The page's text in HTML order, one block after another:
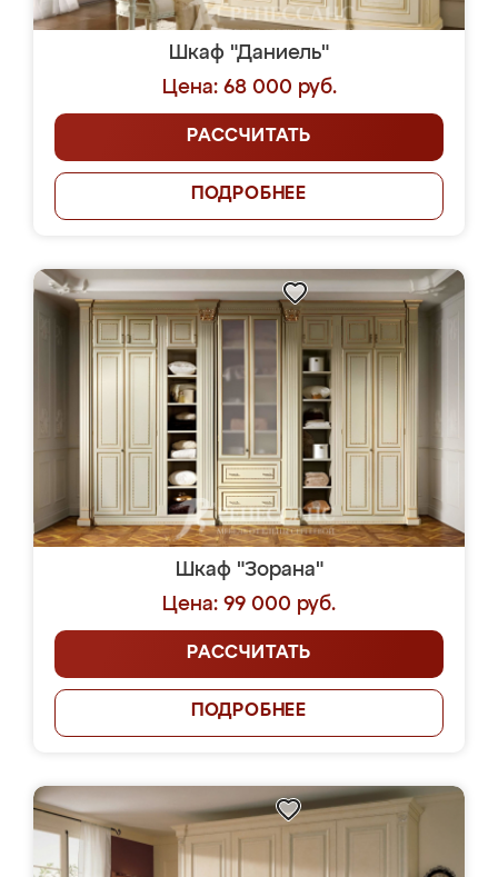
Шкаф "Даниель"
Цена: 68 000 руб.
РАССЧИТАТЬ
ПОДРОБНЕЕ
Шкаф "Зорана"
Цена: 99 000 руб.
РАССЧИТАТЬ
ПОДРОБНЕЕ